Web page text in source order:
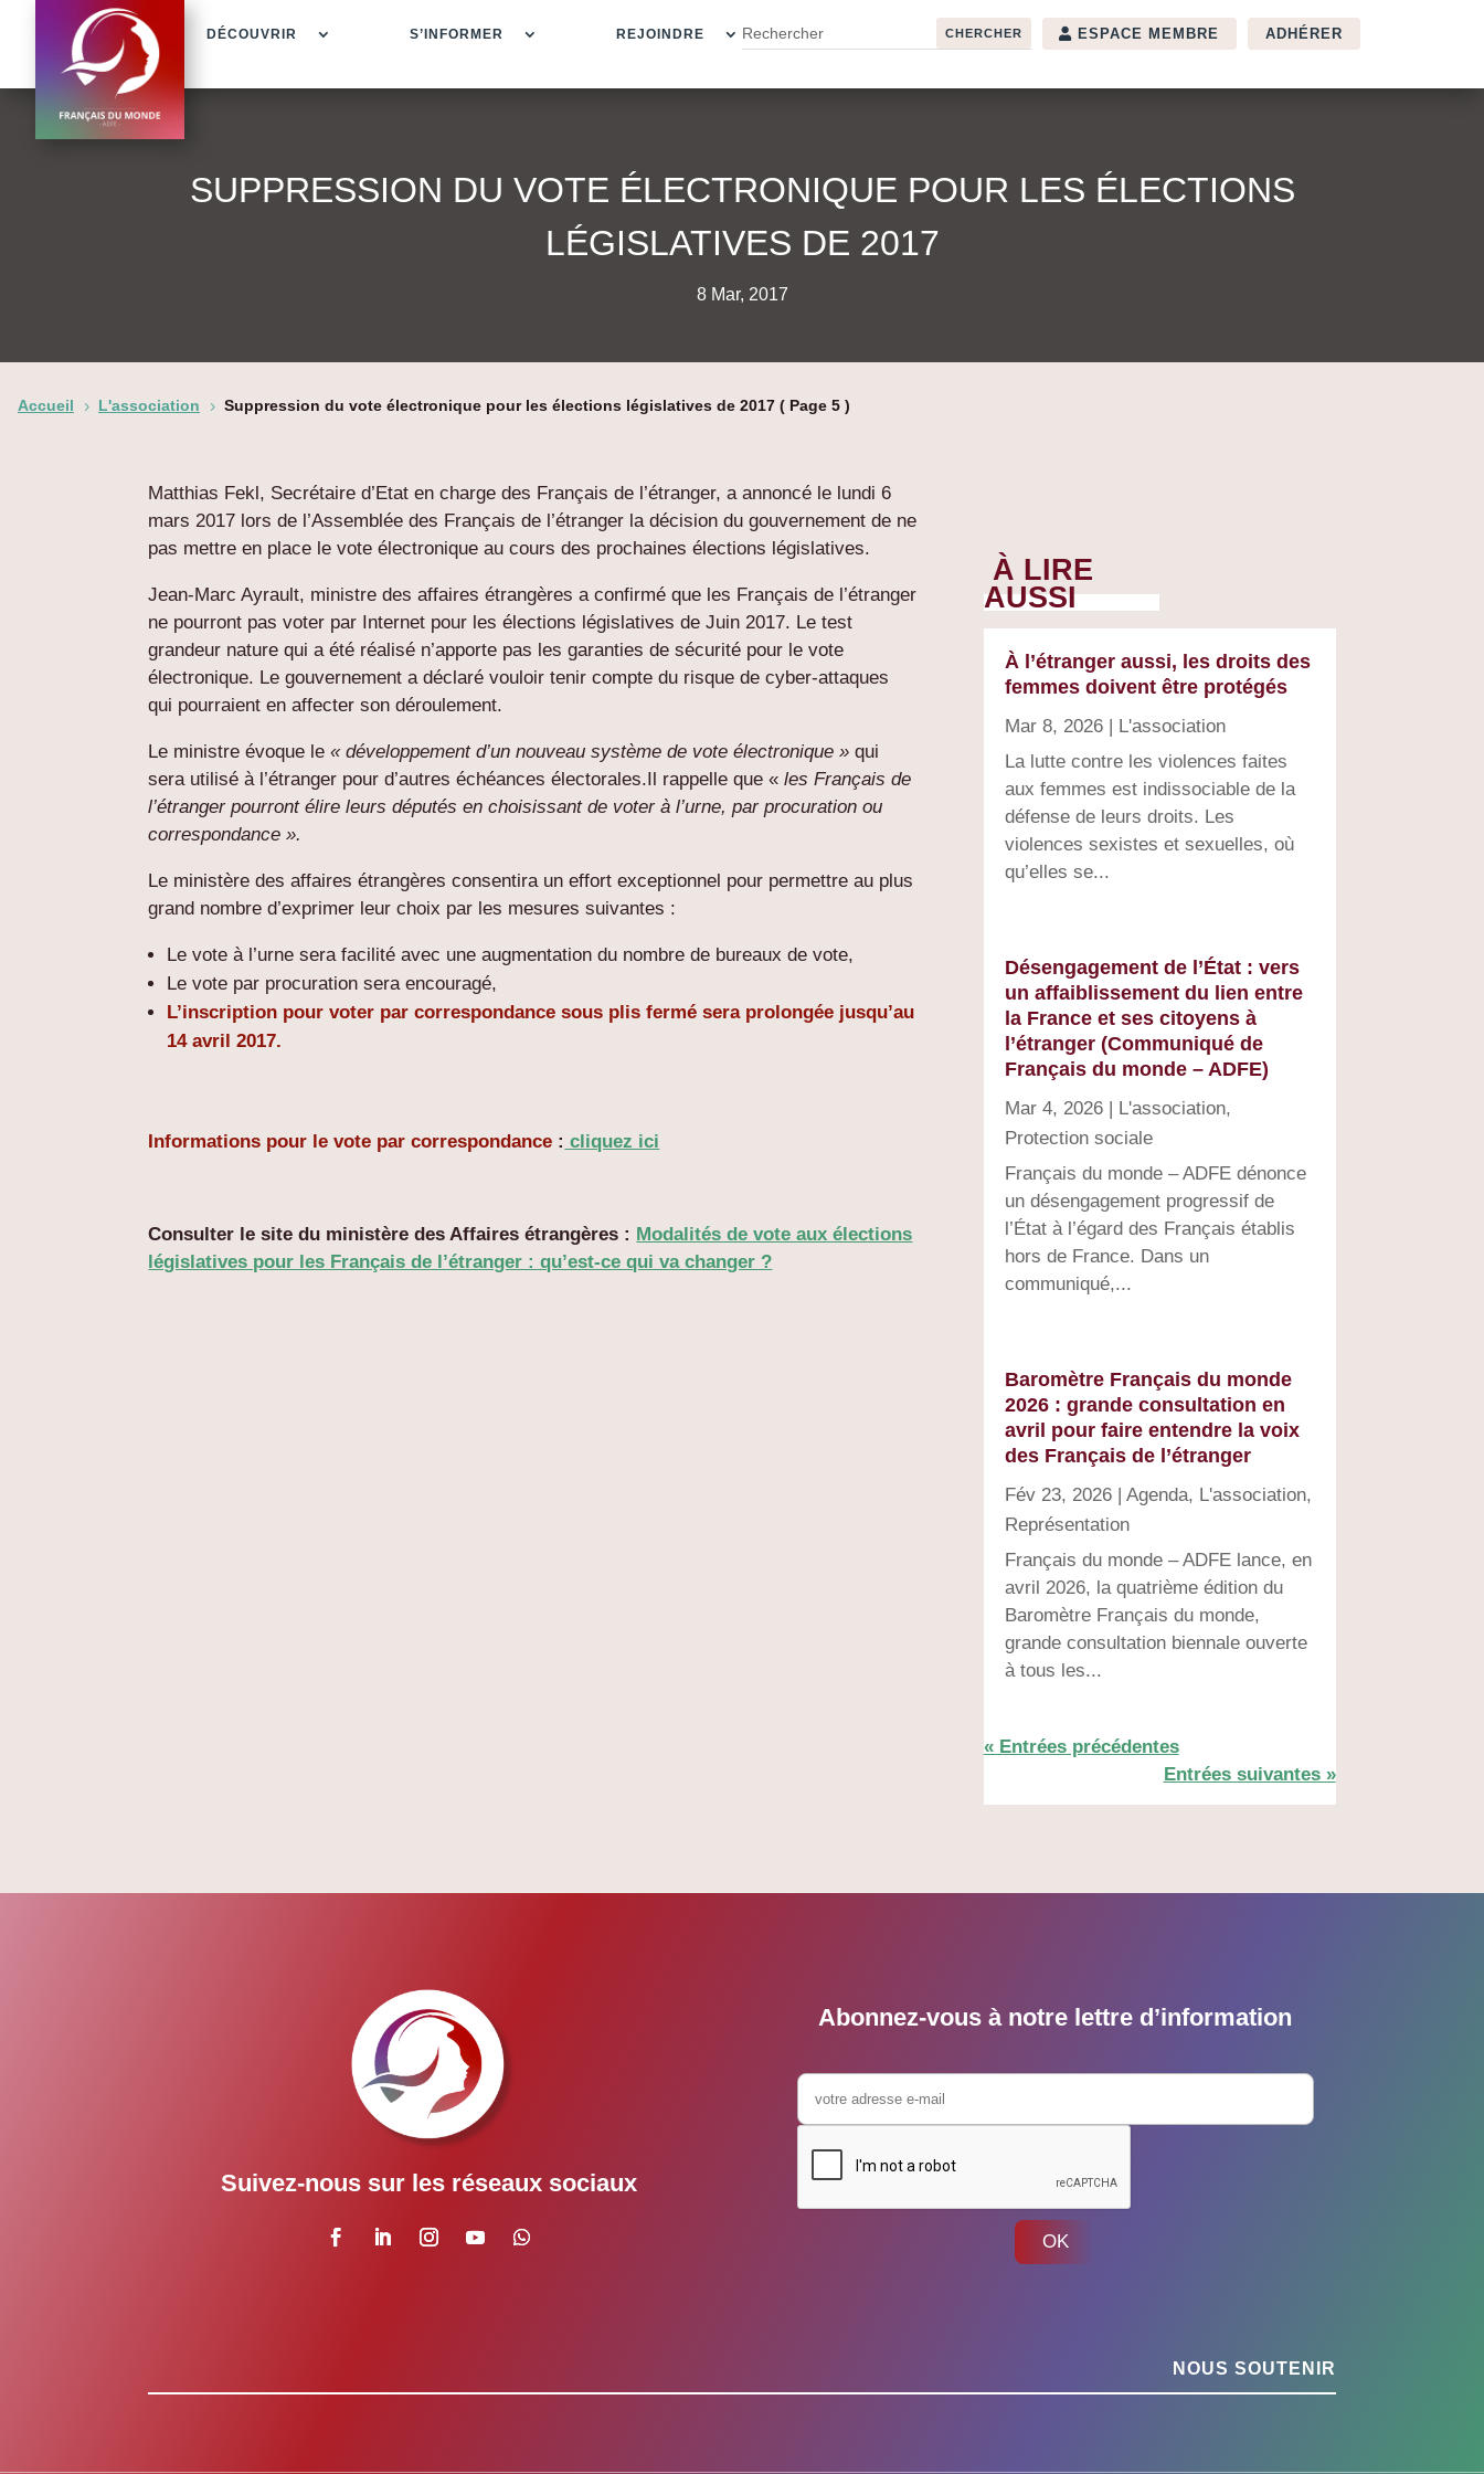
DÉCOUVRIR S’INFORMER REJOINDRE ESPACE MEMBRE ADHÉRER
SUPPRESSION DU VOTE ÉLECTRONIQUE POUR LES ÉLECTIONS
LÉGISLATIVES DE 2017
8 Mar, 2017
Accueil 5 L'association 5 Suppression du vote électronique pour les élections législatives de 2017 ( Page 5 )
Matthias Fekl, Secrétaire d’Etat en charge des Français de l’étranger, a annoncé le lundi 6
mars 2017 lors de l’Assemblée des Français de l’étranger la décision du gouvernement de ne
pas mettre en place le vote électronique au cours des prochaines élections législatives.
Jean-Marc Ayrault, ministre des affaires étrangères a confirmé que les Français de l’étranger
ne pourront pas voter par Internet pour les élections législatives de Juin 2017. Le test
grandeur nature qui a été réalisé n’apporte pas les garanties de sécurité pour le vote
électronique. Le gouvernement a déclaré vouloir tenir compte du risque de cyber-attaques
qui pourraient en affecter son déroulement.
Le ministre évoque le « développement d’un nouveau système de vote électronique »qui
sera utilisé à l’étranger pour d’autres échéances électorales.Il rappelle que «les Français de
l’étranger pourront élire leurs députés en choisissant de voter à l’urne, par procuration ou
correspondance ».
Le ministère des affaires étrangères consentira un effort exceptionnel pour permettre au plus
grand nombre d’exprimer leur choix par les mesures suivantes :
Le vote à l’urne sera facilité avec une augmentation du nombre de bureaux de vote,
Le vote par procuration sera encouragé,
L’inscription pour voter par correspondance sous plis fermé sera prolongée jusqu’au
14 avril 2017.
Informations pour le vote par correspondance : cliquez ici
Consulter le site du ministère des Affaires étrangères : Modalités de vote aux élections
législatives pour les Français de l’étranger : qu’est-ce qui va changer ?
À LIRE
AUSSI
À l’étranger aussi, les droits des
femmes doivent être protégés
Mar 8, 2026| L'association
La lutte contre les violences faites
aux femmes est indissociable de la
défense de leurs droits. Les
violences sexistes et sexuelles, où
qu’elles se...
Désengagement de l’État : vers
un affaiblissement du lien entre
la France et ses citoyens à
l’étranger (Communiqué de
Français du monde – ADFE)
Mar 4, 2026| L'association,
Protection sociale
Français du monde – ADFE dénonce
un désengagement progressif de
l’État à l’égard des Français établis
hors de France. Dans un
communiqué,...
Baromètre Français du monde
2026 : grande consultation en
avril pour faire entendre la voix
des Français de l’étranger
Fév 23, 2026| Agenda, L'association,
Représentation
Français du monde – ADFE lance, en
avril 2026, la quatrième édition du
Baromètre Français du monde,
grande consultation biennale ouverte
à tous les...
« Entrées précédentes
Entrées suivantes »
Suivez-nous sur les réseaux sociaux
Abonnez-vous à notre lettre d’information
OK
NOUS SOUTENIR